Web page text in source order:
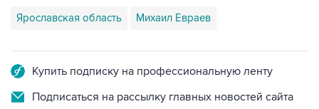
Ярославская область Михаил Евраев
Купить подписку на профессиональную ленту
Подписаться на рассылку главных новостей сайта